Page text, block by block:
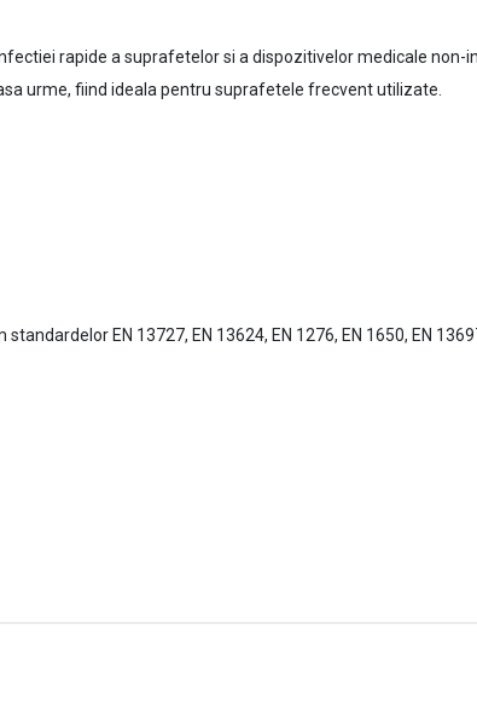
rapide a suprafetelor si a dispozitivelor medicale non-
urme, fiind ideala pentru suprafetele frecvent utilizate.
EN 13727, EN 13624, EN 1276, EN 1650, EN